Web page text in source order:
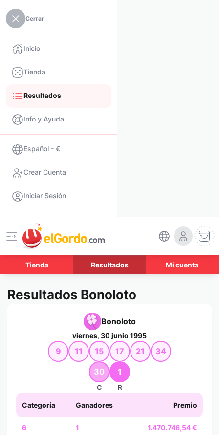
Cerrar
Inicio
Tienda
Resultados
Info y Ayuda
Español - €
Crear Cuenta
Iniciar Sesión
Tienda Resultados Mi cuenta
Resultados Bonoloto
Bonoloto
viernes, 30 junio 1995
9 11 15 17 21 34
30
C
1
R
Categoría Ganadores Premio
6 1 1.470.746,54 €